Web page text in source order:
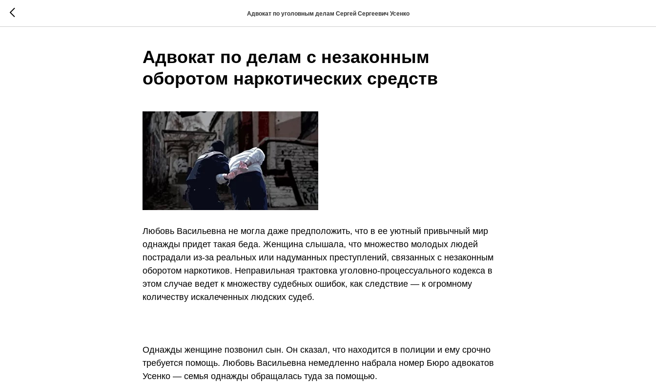
Адвокат по уголовным делам Сергей Сергеевич Усенко
Адвокат по делам с незаконным
оборотом наркотических средств
Любовь Васильевна не могла даже предположить, что в ее уютный привычный мир
однажды придет такая беда. Женщина слышала, что множество молодых людей
пострадали из-за реальных или надуманных преступлений, связанных с незаконным
оборотом наркотиков. Неправильная трактовка уголовно-процессуального кодекса в
этом случае ведет к множеству судебных ошибок, как следствие — к огромному
количеству искалеченных людских судеб.
Однажды женщине позвонил сын. Он сказал, что находится в полиции и ему срочно
требуется помощь. Любовь Васильевна немедленно набрала номер Бюро адвокатов
Усенко — семья однажды обращалась туда за помощью.